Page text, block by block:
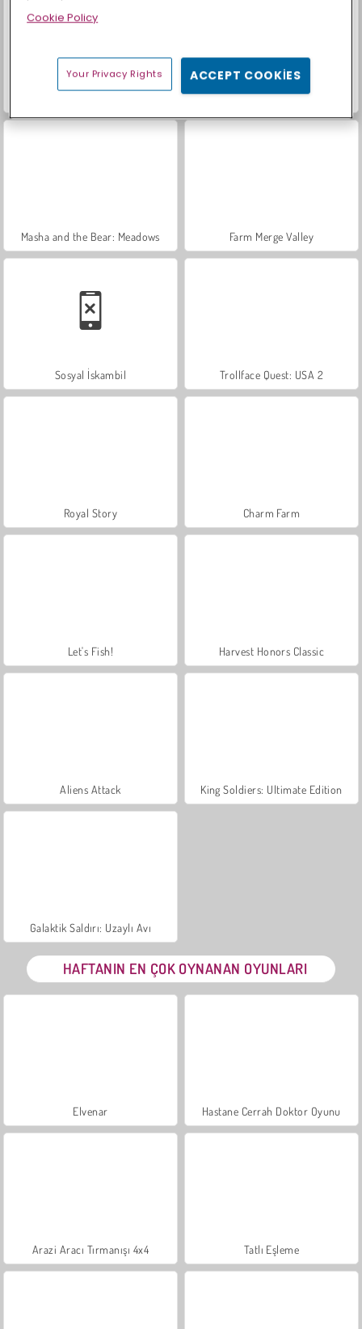
Heroes of Myths
Masha and the Bear: Meadows Farm Merge Valley
Sosyal İskambil Trollface Quest: USA 2
Royal Story Charm Farm
Let's Fish! Harvest Honors Classic
Aliens Attack King Soldiers: Ultimate Edition
Galaktik Saldırı: Uzaylı Avı
HAFTANIN EN ÇOK OYNANAN OYUNLARI
Elvenar Hastane Cerrah Doktor Oyunu
Arazi Aracı Tırmanışı 4x4 Tatlı Eşleme
Cookie Policy
Your Privacy Rights ACCEPT COOKIES